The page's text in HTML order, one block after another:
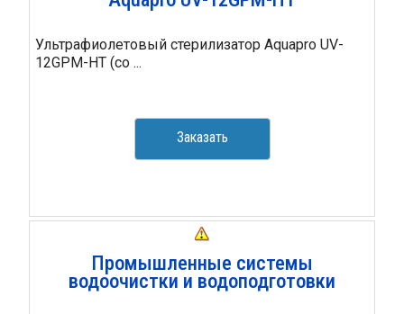
Ультрафиолетовый стерилизатор Aquapro UV-
12GPM-HT (со ...
Заказать
Промышленные системы
водоочистки и водоподготовки